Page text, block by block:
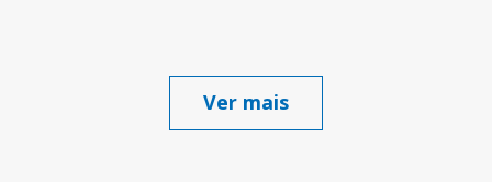
Ver mais